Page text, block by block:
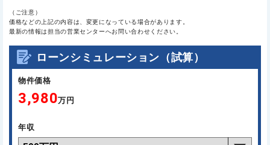
（ご注意）
価格などの上記の内容は、変更になっている場合があります。
最新の情報は担当の営業センターへお問い合わせください。
ローンシミュレーション（試算）
物件価格
3,980万円
年収